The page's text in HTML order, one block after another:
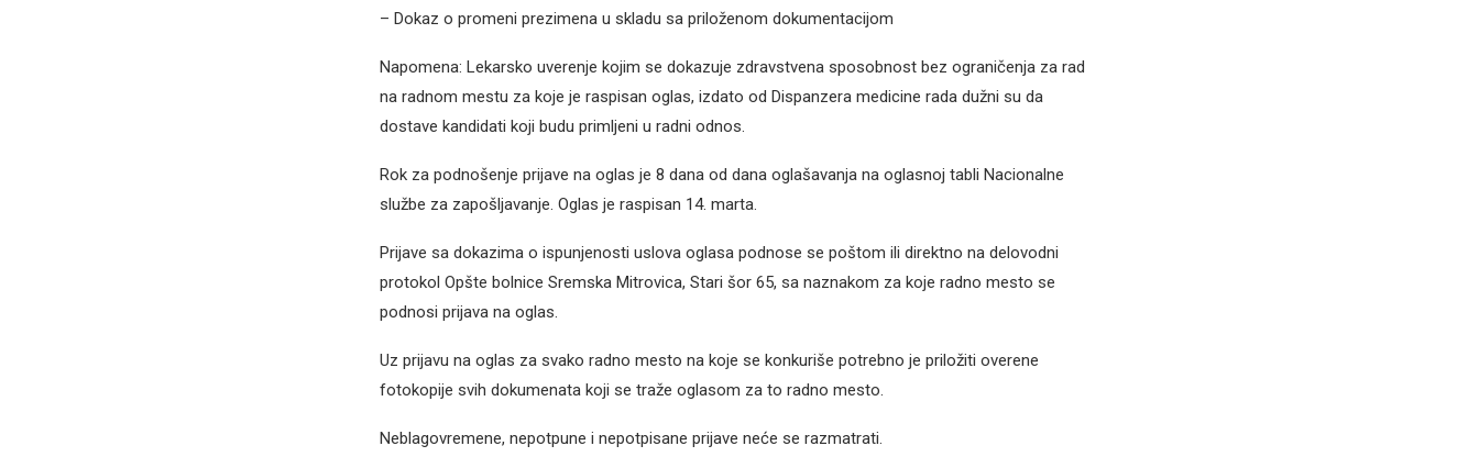
– Dokaz o promeni prezimena u skladu sa priloženom dokumentacijom
Napomena: Lekarsko uverenje kojim se dokazuje zdravstvena sposobnost bez ograničenja za rad
na radnom mestu za koje je raspisan oglas, izdato od Dispanzera medicine rada dužni su da
dostave kandidati koji budu primljeni u radni odnos.
Rok za podnošenje prijave na oglas je 8 dana od dana oglašavanja na oglasnoj tabli Nacionalne
službe za zapošljavanje. Oglas je raspisan 14. marta.
Prijave sa dokazima o ispunjenosti uslova oglasa podnose se poštom ili direktno na delovodni
protokol Opšte bolnice Sremska Mitrovica, Stari šor 65, sa naznakom za koje radno mesto se
podnosi prijava na oglas.
Uz prijavu na oglas za svako radno mesto na koje se konkuriše potrebno je priložiti overene
fotokopije svih dokumenata koji se traže oglasom za to radno mesto.
Neblagovremene, nepotpune i nepotpisane prijave neće se razmatrati.